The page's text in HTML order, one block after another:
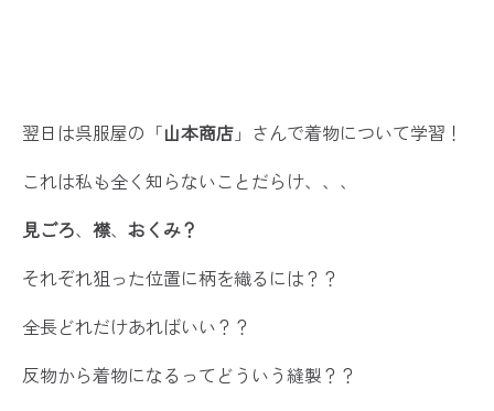
翌日は呉服屋の「山本商店 」さんで着物について学習！
これは私も全く知らないことだらけ、、、
見ごろ、 襟、 おくみ？
それぞれ狙った位置に柄を織るには？？
全長どれだけあればいい？？
反物から着物になるってどういう縫製？？